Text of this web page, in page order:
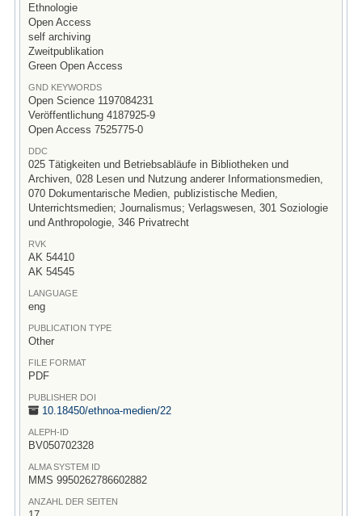
Ethnologie
Open Access
self archiving
Zweitpublikation
Green Open Access
GND KEYWORDS
Open Science 1197084231
Veröffentlichung 4187925-9
Open Access 7525775-0
DDC
025 Tätigkeiten und Betriebsabläufe in Bibliotheken und
Archiven, 028 Lesen und Nutzung anderer Informationsmedien,
070 Dokumentarische Medien, publizistische Medien,
Unterrichtsmedien; Journalismus; Verlagswesen, 301 Soziologie
und Anthropologie, 346 Privatrecht
RVK
AK 54410
AK 54545
LANGUAGE
eng
PUBLICATION TYPE
Other
FILE FORMAT
PDF
PUBLISHER DOI
10.18450/ethnoa-medien/22
ALEPH-ID
BV050702328
ALMA SYSTEM ID
MMS 9950262786602882
ANZAHL DER SEITEN